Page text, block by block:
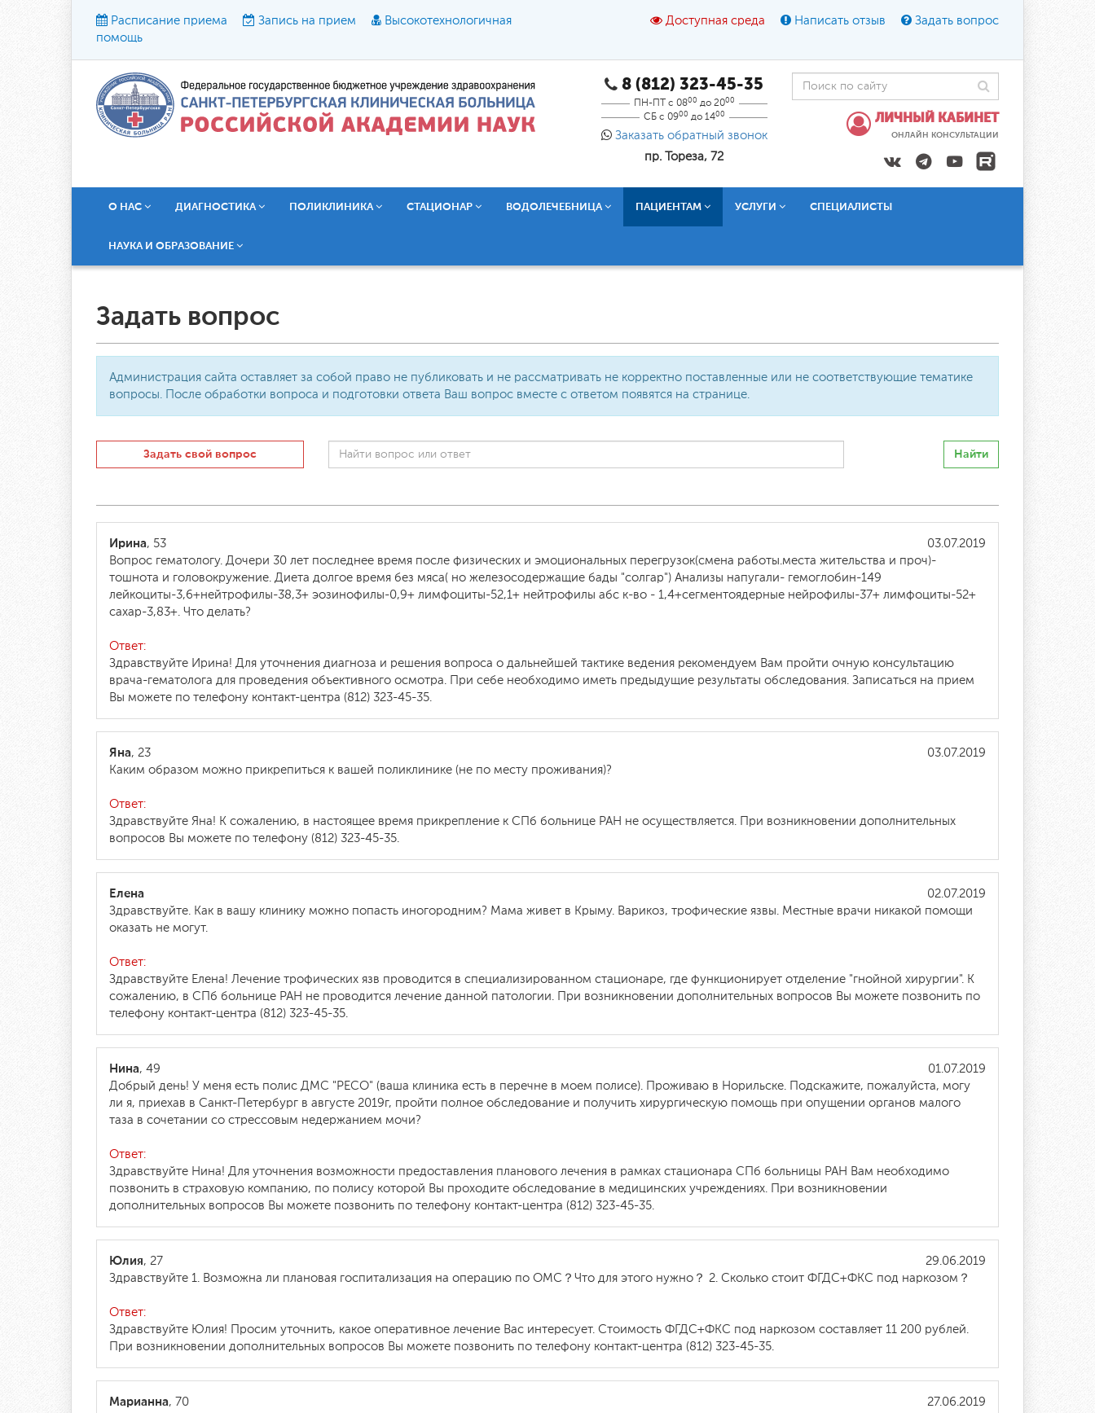
Расписание приема Запись на прием
Высокотехнологичная
помощь
Доступная среда Написать отзыв Задать вопрос
Размер шрифта: A A A
Текст: Кириллица Брайль Звук
8 (812) 323-45-35
ПН-ПТ с 0800 до 2000
СБ с 0900 до 1400
Заказать обратный звонок
пр. Тореза, 72
ЛИЧНЫЙ КАБИНЕТ
ОНЛАЙН КОНСУЛЬТАЦИИ
О НАС ДИАГНОСТИКА ПОЛИКЛИНИКА СТАЦИОНАР ВОДОЛЕЧЕБНИЦА ПАЦИЕНТАМ УСЛУГИ СПЕЦИАЛИСТЫ
НАУКА И ОБРАЗОВАНИЕ
Задать вопрос
Администрация сайта оставляет за собой право не публиковать и не рассматривать не корректно поставленные или не соответствующие тематике
вопросы. После обработки вопроса и подготовки ответа Ваш вопрос вместе с ответом появятся на странице.
Задать свой вопрос Найти
03.07.2019
Ирина, 53
Вопрос гематологу. Дочери 30 лет последнее время после физических и эмоциональных перегрузок(смена работы.места жительства и проч)-
тошнота и головокружение. Диета долгое время без мяса( но железосодержащие бады "солгар") Анализы напугали- гемоглобин-149
лейкоциты-3,6+нейтрофилы-38,3+ эозинофилы-0,9+ лимфоциты-52,1+ нейтрофилы абс к-во - 1,4+сегментоядерные нейрофилы-37+ лимфоциты-52+
сахар-3,83+. Что делать?
Ответ:
Здравствуйте Ирина! Для уточнения диагноза и решения вопроса о дальнейшей тактике ведения рекомендуем Вам пройти очную консультацию
врача-гематолога для проведения объективного осмотра. При себе необходимо иметь предыдущие результаты обследования. Записаться на прием
Вы можете по телефону контакт-центра (812) 323-45-35.
03.07.2019
Яна, 23
Каким образом можно прикрепиться к вашей поликлинике (не по месту проживания)?
Ответ:
Здравствуйте Яна! К сожалению, в настоящее время прикрепление к СПб больнице РАН не осуществляется. При возникновении дополнительных
вопросов Вы можете по телефону (812) 323-45-35.
02.07.2019
Елена
Здравствуйте. Как в вашу клинику можно попасть иногородним? Мама живет в Крыму. Варикоз, трофические язвы. Местные врачи никакой помощи
оказать не могут.
Ответ:
Здравствуйте Елена! Лечение трофических язв проводится в специализированном стационаре, где функционирует отделение "гнойной хирургии". К
сожалению, в СПб больнице РАН не проводится лечение данной патологии. При возникновении дополнительных вопросов Вы можете позвонить по
телефону контакт-центра (812) 323-45-35.
01.07.2019
Нина, 49
Добрый день! У меня есть полис ДМС "РЕСО" (ваша клиника есть в перечне в моем полисе). Проживаю в Норильске. Подскажите, пожалуйста, могу
ли я, приехав в Санкт-Петербург в августе 2019г, пройти полное обследование и получить хирургическую помощь при опущении органов малого
таза в сочетании со стрессовым недержанием мочи?
Ответ:
Здравствуйте Нина! Для уточнения возможности предоставления планового лечения в рамках стационара СПб больницы РАН Вам необходимо
позвонить в страховую компанию, по полису которой Вы проходите обследование в медицинских учреждениях. При возникновении
дополнительных вопросов Вы можете позвонить по телефону контакт-центра (812) 323-45-35.
29.06.2019
Юлия, 27
Здравствуйте 1. Возможна ли плановая госпитализация на операцию по ОМС？Что для этого нужно？ 2. Сколько стоит ФГДС+ФКС под наркозом？
Ответ:
Здравствуйте Юлия! Просим уточнить, какое оперативное лечение Вас интересует. Стоимость ФГДС+ФКС под наркозом составляет 11 200 рублей.
При возникновении дополнительных вопросов Вы можете позвонить по телефону контакт-центра (812) 323-45-35.
27.06.2019
Марианна, 70